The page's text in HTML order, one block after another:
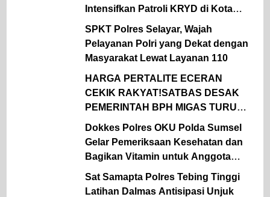
Intensifkan Patroli KRYD di Kota
Medan
SPKT Polres Selayar, Wajah
Pelayanan Polri yang Dekat dengan
Masyarakat Lewat Layanan 110
HARGA PERTALITE ECERAN
CEKIK RAKYAT!SATBAS DESAK
PEMERINTAH BPH MIGAS TURUN
TANGAN
Dokkes Polres OKU Polda Sumsel
Gelar Pemeriksaan Kesehatan dan
Bagikan Vitamin untuk Anggota
Polsek Semidang Aji
Sat Samapta Polres Tebing Tinggi
Latihan Dalmas Antisipasi Unjuk